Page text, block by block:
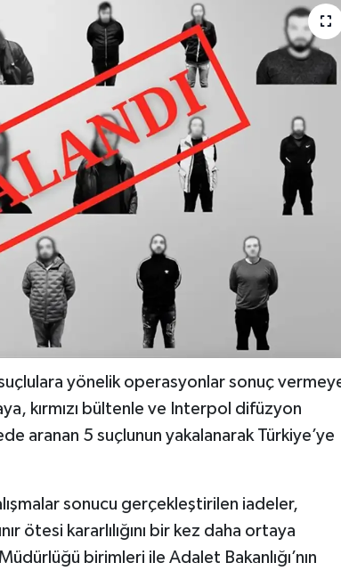
yönelik operasyonlar sonuç
kırmızı bültenle ve Interpol difüzyon
aranan 5 suçlunun yakalanarak Türkiye’ye
sonucu gerçekleştirilen iadeler,
ötesi kararlılığını bir kez daha ortaya
birimleri ile Adalet Bakanlığı’nın